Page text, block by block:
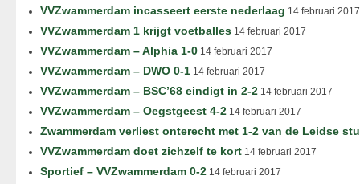
VVZwammerdam incasseert eerste nederlaag 14 februari 2017
VVZwammerdam 1 krijgt voetballes 14 februari 2017
VVZwammerdam – Alphia 1-0 14 februari 2017
VVZwammerdam – DWO 0-1 14 februari 2017
VVZwammerdam – BSC’68 eindigt in 2-2 14 februari 2017
VVZwammerdam – Oegstgeest 4-2 14 februari 2017
Zwammerdam verliest onterecht met 1-2 van de Leidse
VVZwammerdam doet zichzelf te kort 14 februari 2017
Sportief – VVZwammerdam 0-2 14 februari 2017